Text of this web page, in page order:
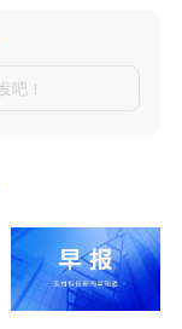
吧！